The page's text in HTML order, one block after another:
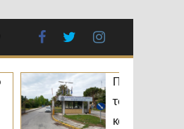
facebook
twitter
Πανελλαδικές
το ΔΙΠΑΕ με 3.675
και αυξημένες